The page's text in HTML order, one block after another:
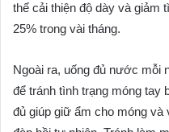
thể cải thiện độ dày và giảm
25% trong vài tháng.
Ngoài ra, uống đủ nước mỗi
để tránh tình trạng móng tay
đủ giúp giữ ẩm cho móng và